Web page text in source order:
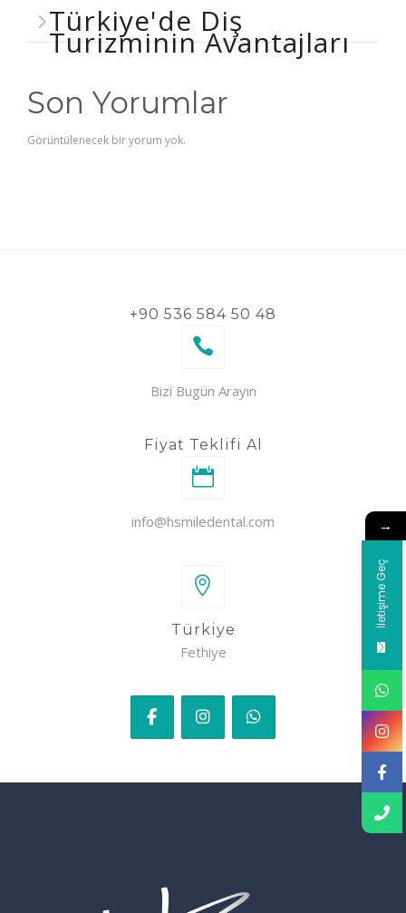
Türkiye'de Diş
Turizminin Avantajları
Son Yorumlar
Görüntülenecek bir yorum yok.
+90 536 584 50 48
Bizi Bugün Arayın
Fiyat Teklifi Al
info@hsmiledental.com
Türkiye
Fethiye
→
İletişime Geç